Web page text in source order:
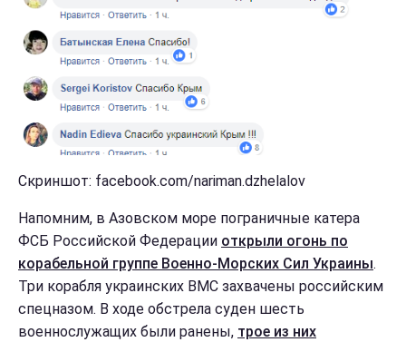
Скриншот: facebook.com/nariman.dzhelalov
Напомним, в Азовском море пограничные катера
ФСБ Российской Федерации открыли огонь по
корабельной группе Военно-Морских Сил Украины.
Три корабля украинских ВМС захвачены российским
спецназом. В ходе обстрела суден шесть
военнослужащих были ранены, трое из них